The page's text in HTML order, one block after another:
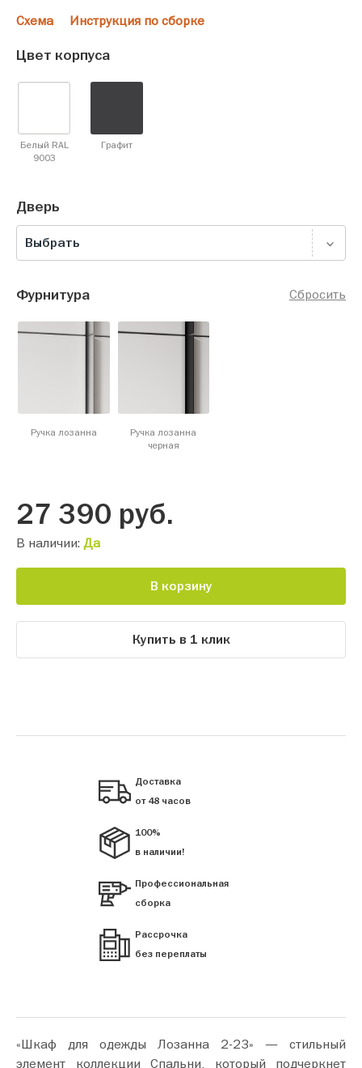
Схема Инструкция по сборке
Цвет корпуса
Белый RAL
9003
Графит
Дверь
Выбрать
Сбросить
Фурнитура
Ручка лозанна
Ручка лозанна
черная
27 390 руб.
В наличии: Да
В корзину
Купить в 1 клик
Доставка
от 48 часов
100%
в наличии!
Профессиональная
сборка
Рассрочка
без переплаты
«Шкаф для одежды Лозанна 2-23» — стильный
элемент коллекции Спальни, который подчеркнет